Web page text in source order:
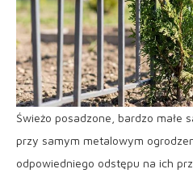
Świeżo posadzone, bardzo małe
przy samym metalowym
odpowiedniego odstępu na ich